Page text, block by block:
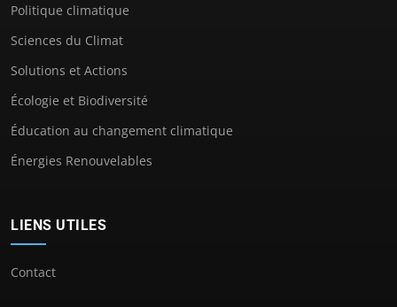
Politique climatique
Sciences du Climat
Solutions et Actions
Écologie et Biodiversité
Éducation au changement climatique
Énergies Renouvelables
LIENS UTILES
Contact